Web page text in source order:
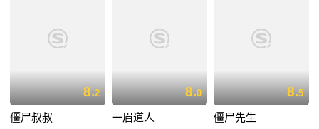
8.2
僵尸叔叔
8.0
一眉道人
8.5
僵尸先生